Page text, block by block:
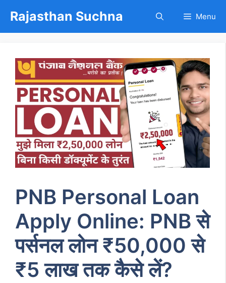
content
Rajasthan Suchna Menu
PNB Personal Loan
Apply Online: PNB से
पर्सनल लोन ₹50,000 से
₹5 लाख तक कैसे लें?